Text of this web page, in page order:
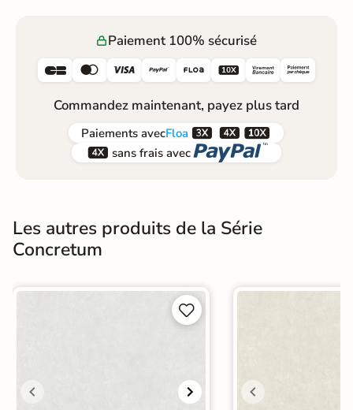
Paiement 100% sécurisé
     
Commandez maintenant, payez plus tard
Paiements avecFloa  
 sans frais avec 
Les autres produits de la Série
Concretum

